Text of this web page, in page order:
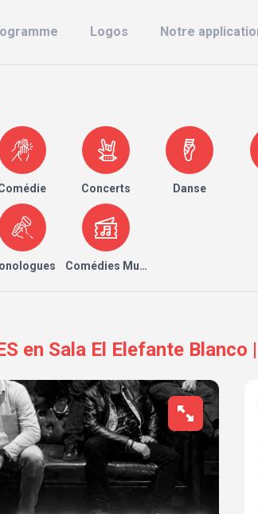
Logos Notre
Concerts Danse
Comédies Musicales
en Sala El Elefante